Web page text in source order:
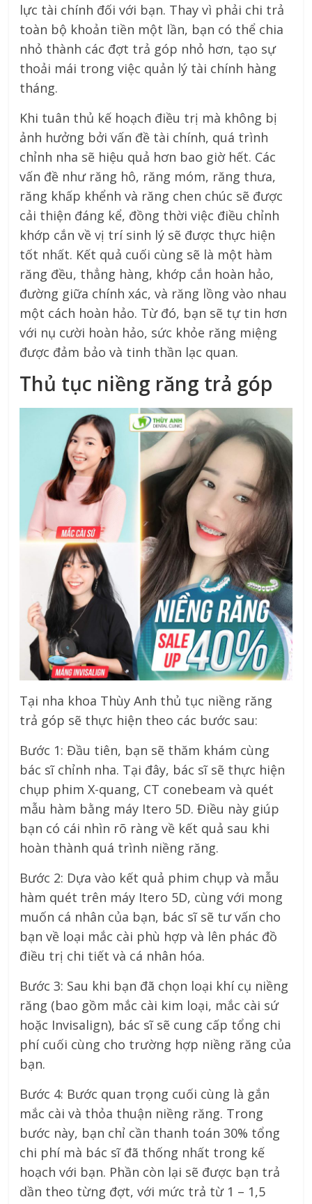
lực tài chính đối với bạn. Thay vì phải chi trả
toàn bộ khoản tiền một lần, bạn có thể chia
nhỏ thành các đợt trả góp nhỏ hơn, tạo sự
thoải mái trong việc quản lý tài chính hàng
tháng.
Khi tuân thủ kế hoạch điều trị mà không bị
ảnh hưởng bởi vấn đề tài chính, quá trình
chỉnh nha sẽ hiệu quả hơn bao giờ hết. Các
vấn đề như răng hô, răng móm, răng thưa,
răng khấp khểnh và răng chen chúc sẽ được
cải thiện đáng kể, đồng thời việc điều chỉnh
khớp cắn về vị trí sinh lý sẽ được thực hiện
tốt nhất. Kết quả cuối cùng sẽ là một hàm
răng đều, thẳng hàng, khớp cắn hoàn hảo,
đường giữa chính xác, và răng lồng vào nhau
một cách hoàn hảo. Từ đó, bạn sẽ tự tin hơn
với nụ cười hoàn hảo, sức khỏe răng miệng
được đảm bảo và tinh thần lạc quan.
Thủ tục niềng răng trả góp
Tại nha khoa Thùy Anh thủ tục niềng răng
trả góp sẽ thực hiện theo các bước sau:
Bước 1: Đầu tiên, bạn sẽ thăm khám cùng
bác sĩ chỉnh nha. Tại đây, bác sĩ sẽ thực hiện
chụp phim X-quang, CT conebeam và quét
mẫu hàm bằng máy Itero 5D. Điều này giúp
bạn có cái nhìn rõ ràng về kết quả sau khi
hoàn thành quá trình niềng răng.
Bước 2: Dựa vào kết quả phim chụp và mẫu
hàm quét trên máy Itero 5D, cùng với mong
muốn cá nhân của bạn, bác sĩ sẽ tư vấn cho
bạn về loại mắc cài phù hợp và lên phác đồ
điều trị chi tiết và cá nhân hóa.
Bước 3: Sau khi bạn đã chọn loại khí cụ niềng
răng (bao gồm mắc cài kim loại, mắc cài sứ
hoặc Invisalign), bác sĩ sẽ cung cấp tổng chi
phí cuối cùng cho trường hợp niềng răng của
bạn.
Bước 4: Bước quan trọng cuối cùng là gắn
mắc cài và thỏa thuận niềng răng. Trong
bước này, bạn chỉ cần thanh toán 30% tổng
chi phí mà bác sĩ đã thống nhất trong kế
hoạch với bạn. Phần còn lại sẽ được bạn trả
dần theo từng đợt, với mức trả từ 1 – 1,5